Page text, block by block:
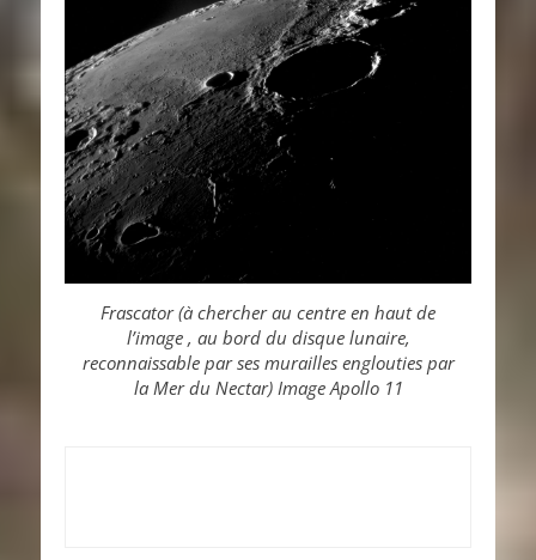
Frascator (à chercher au centre en haut de
l’image , au bord du disque lunaire,
reconnaissable par ses murailles englouties par
la Mer du Nectar) Image Apollo 11